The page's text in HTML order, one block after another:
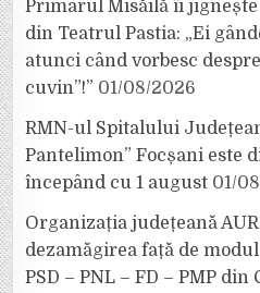
Primarul Misăilă îi
din Teatrul Pastia: „Ei
atunci când vorbesc
cuvin”!” 01/08/2026
RMN-ul Spitalului
Pantelimon” Focșani este
începând cu 1 august 01/
Organizația județeană
dezamăgirea față de
PSD – PNL – FD – PMP